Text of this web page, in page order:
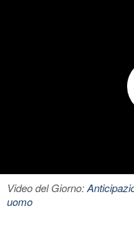
Video del Giorno:
uomo